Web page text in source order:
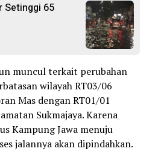
Setinggi 65
muncul terkait perubahan
wilayah RT03/06
Mas dengan RT01/01
Sukmajaya. Karena
Kampung Jawa menuju
jalannya akan dipindahkan.